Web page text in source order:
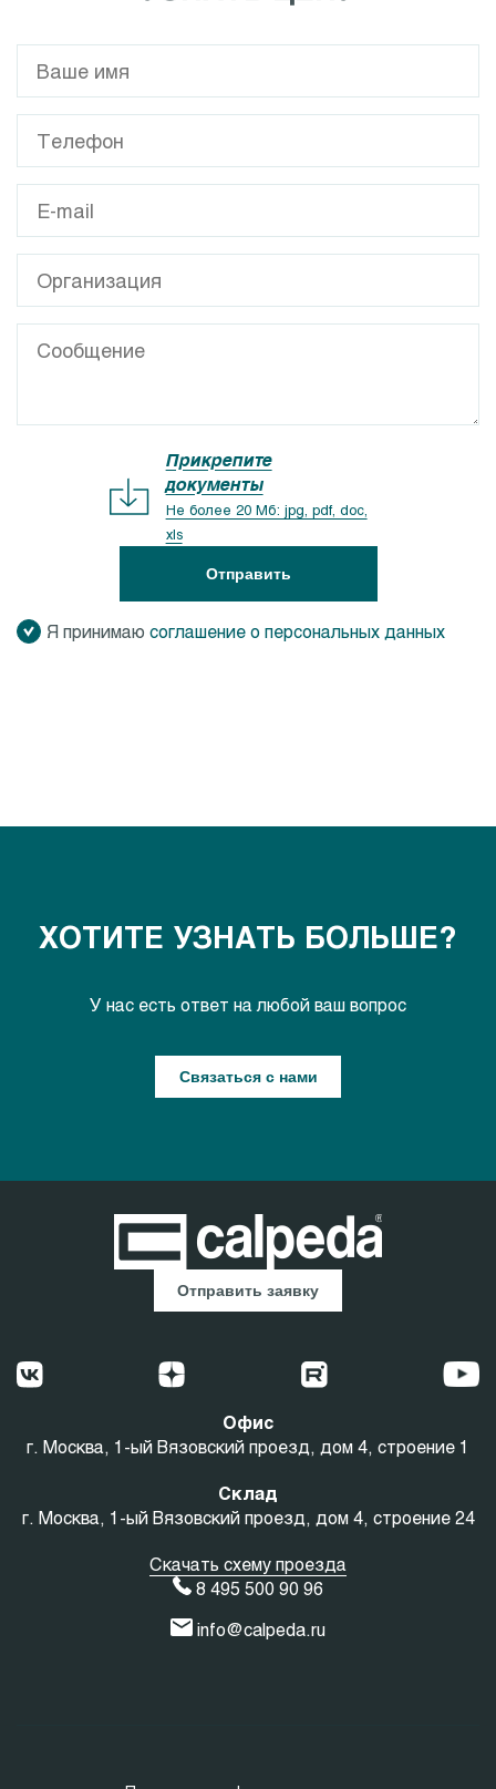
Прикрепите
документы
Не более 20 Мб: jpg, pdf, doc,
xls
Отправить
Я принимаю соглашение о персональных данных
ХОТИТЕ УЗНАТЬ БОЛЬШЕ?
У нас есть ответ на любой ваш вопрос
Связаться с нами
Отправить заявку
Офис
г. Москва, 1-ый Вязовский проезд, дом 4, строение 1
Склад
г. Москва, 1-ый Вязовский проезд, дом 4, строение 24
Скачать схему проезда
8 495 500 90 96
info@calpeda.ru